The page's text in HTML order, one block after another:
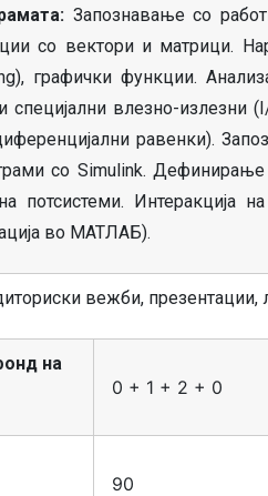
Запознавање со
со вектори и матрици.
графички функции.
специјални влезно-
равенки).
со Simulink.
на потсистеми.
во МАТЛАБ).
вежби, презентации,
на
0 + 1 + 2 + 0
90